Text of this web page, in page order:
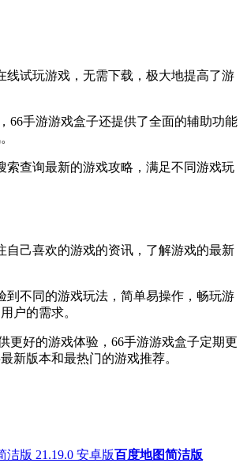
线试玩游戏，无需下载，极大地提高了游
66手游游戏盒子还提供了全面的辅助功能
索查询最新的游戏攻略，满足不同游戏玩
自己喜欢的游戏的资讯，了解游戏的最新
到不同的游戏玩法，简单易操作，畅玩游
户的需求。
更好的游戏体验，66手游游戏盒子定期更
新版本和最热门的游戏推荐。
百度地图简洁版